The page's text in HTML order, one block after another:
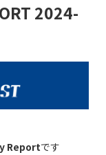
2024-
Reportです